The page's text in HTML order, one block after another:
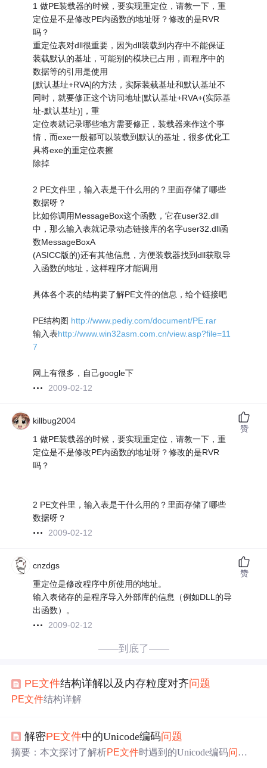
1 做PE装载器的时候，要实现重定位，请教一下，重
定位是不是修改PE内函数的地址呀？修改的是RVR
吗？
重定位表对dll很重要，因为dll装载到内存中不能保证
装载默认的基址，可能别的模块已占用，而程序中的
数据等的引用是使用
[默认基址+RVA]的方法，实际装载基址和默认基址不
同时，就要修正这个访问地址[默认基址+RVA+(实际基
址-默认基址)]，重
定位表就记录哪些地方需要修正，装载器来作这个事
情，而exe一般都可以装载到默认的基址，很多优化工
具将exe的重定位表擦
除掉
2 PE文件里，输入表是干什么用的？里面存储了哪些
数据呀？
比如你调用MessageBox这个函数，它在user32.dll
中，那么输入表就记录动态链接库的名字user32.dll函
数MessageBoxA
(ASICC版的)还有其他信息，方便装载器找到dll获取导
入函数的地址，这样程序才能调用
具体各个表的结构要了解PE文件的信息，给个链接吧
PE结构图 http://www.pediy.com/document/PE.rar
输入表http://www.win32asm.com.cn/view.asp?file=11
7
网上有很多，自己google下
2009-02-12
killbug2004
1 做PE装载器的时候，要实现重定位，请教一下，重
定位是不是修改PE内函数的地址呀？修改的是RVR
吗？
2 PE文件里，输入表是干什么用的？里面存储了哪些
数据呀？
2009-02-12
赞
cnzdgs
重定位是修改程序中所使用的地址。
输入表储存的是程序导入外部库的信息（例如DLL的导
出函数）。
2009-02-12
赞
——到底了——
PE文件结构详解以及内存粒度对齐问题
PE文件结构详解
解密PE文件中的Unicode编码问题
摘要：本文探讨了解析PE文件时遇到的Unicode编码问题